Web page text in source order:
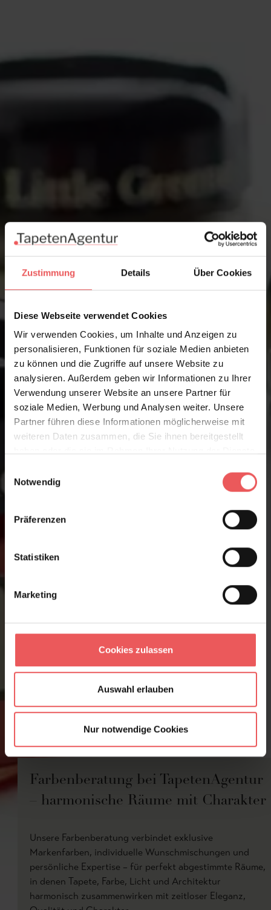
Zustimmung Details Über Cookies
Diese Webseite verwendet Cookies
Wir verwenden Cookies, um Inhalte und Anzeigen zu
personalisieren, Funktionen für soziale Medien anbieten
zu können und die Zugriffe auf unsere Website zu
analysieren. Außerdem geben wir Informationen zu Ihrer
Verwendung unserer Website an unsere Partner für
soziale Medien, Werbung und Analysen weiter. Unsere
Partner führen diese Informationen möglicherweise mit
weiteren Daten zusammen, die Sie ihnen bereitgestellt
Notwendig
Präferenzen
Statistiken
Marketing
Cookies zulassen
Auswahl erlauben
Nur notwendige Cookies
Farbenberatung bei TapetenAgentur
– harmonische Räume mit Charakter
Unsere Farbenberatung verbindet exklusive
Markenfarben, individuelle Wunschmischungen und
persönliche Expertise – für perfekt abgestimmte Räume,
in denen Tapete, Farbe, Licht und Architektur
harmonisch zusammenwirken mit zeitloser Eleganz,